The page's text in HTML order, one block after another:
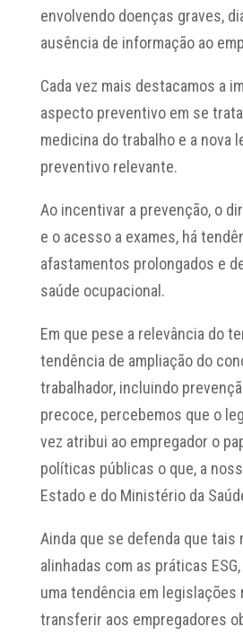
envolvendo doenças graves,
ausência de informação ao
Cada vez mais destacamos a
aspecto preventivo em se
medicina do trabalho e a nova
preventivo relevante.
Ao incentivar a prevenção, o
e o acesso a exames, há
afastamentos prolongados e
saúde ocupacional.
Em que pese a relevância do
tendência de ampliação do
trabalhador, incluindo
precoce, percebemos que o
vez atribui ao empregador o
políticas públicas o que, a
Estado e do Ministério da
Ainda que se defenda que tais
alinhadas com as práticas
uma tendência em legislações
transferir aos empregadores